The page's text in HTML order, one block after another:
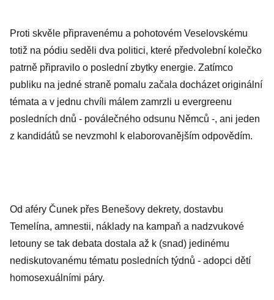
Proti skvěle připravenému a pohotovém Veselovskému
totiž na pódiu seděli dva politici, které předvolební kolečko
patrně připravilo o poslední zbytky energie. Zatímco
publiku na jedné straně pomalu začala docházet originální
témata a v jednu chvíli málem zamrzli u evergreenu
posledních dnů - poválečného odsunu Němců -, ani jeden
z kandidátů se nevzmohl k elaborovanějším odpovědím.
Od aféry Čunek přes Benešovy dekrety, dostavbu
Temelína, amnestii, náklady na kampaň a nadzvukové
letouny se tak debata dostala až k (snad) jedinému
nediskutovanému tématu posledních týdnů - adopci dětí
homosexuálními páry.